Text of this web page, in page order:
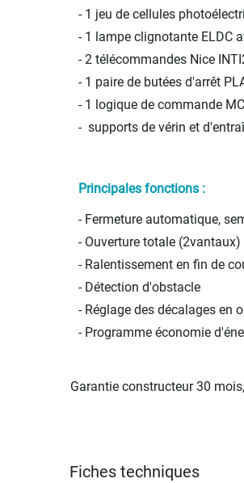
- 1 jeu de cellules
- 1 lampe clignotante ELDC
-2 télécommandes Nice
- 1 paire de butées d'arrêt
- 1 logique de commande
- supports de vérin et
Principales fonctions :
- Fermeture automatique,
- Ouverture totale
- Ralentissement en fin de
- Détection d'obstacle
- Réglage des décalages en
- Programme économie
Garantie constructeur 30
Fiches techniques